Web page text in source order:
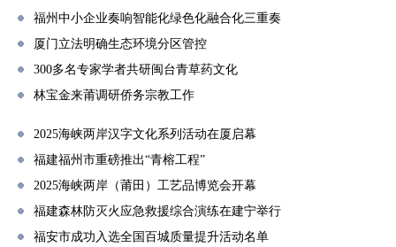
福州中小企业奏响智能化绿色化融合化三重奏
厦门立法明确生态环境分区管控
300多名专家学者共研闽台青草药文化
林宝金来莆调研侨务宗教工作
2025海峡两岸汉字文化系列活动在厦启幕
福建福州市重磅推出“青榕工程”
2025海峡两岸（莆田）工艺品博览会开幕
福建森林防灭火应急救援综合演练在建宁举行
福安市成功入选全国百城质量提升活动名单